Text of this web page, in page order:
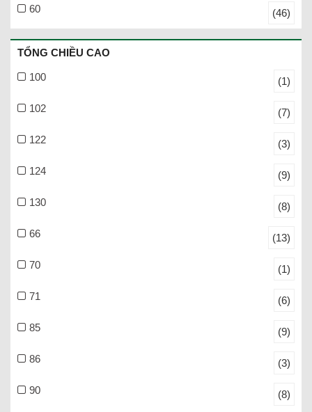
60 (46)
TỔNG CHIỀU CAO
100 (1)
102 (7)
122 (3)
124 (9)
130 (8)
66 (13)
70 (1)
71 (6)
85 (9)
86 (3)
90 (8)